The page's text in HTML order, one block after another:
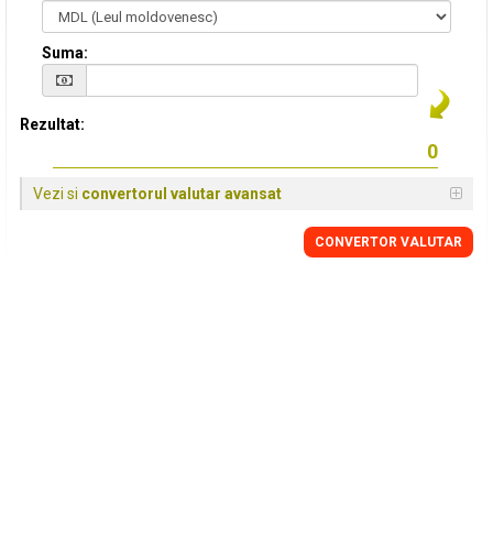
Suma:
Rezultat:
Vezi si convertorul valutar avansat
CONVERTOR VALUTAR